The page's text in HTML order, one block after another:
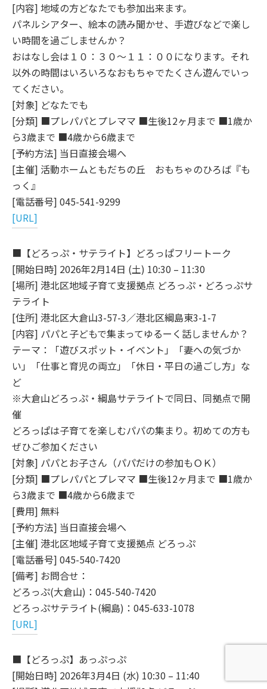
[内容] 地域の方どなたでも参加出来ます。
パネルシアター、絵本の読み聞かせ、手遊びなどで楽し
い時間を過ごしませんか？
おはなし会は１０：３０～１１：００になります。それ
以外の時間はいろいろなおもちゃでたくさん遊んでいっ
てください。
[対象] どなたでも
[分類] ■プレパパとプレママ ■生後12ヶ月まで ■1歳か
ら3歳まで ■4歳から6歳まで
[予約方法] 当日直接会場へ
[主催] 活動ホームともだちの丘 おもちゃのひろば『も
っく』
[電話番号] 045-541-9299
[URL]
■【どろっぷ・サテライト】どろっぱフリートーク
[開始日時] 2026年2月14日 (土) 10:30 – 11:30
[場所] 港北区地域子育て支援拠点 どろっぷ・どろっぷサ
テライト
[住所] 港北区大倉山3-57-3／港北区綱島東3-1-7
[内容] パパと子どもで集まってゆるーく話しませんか？
テーマ：「遊びスポット・イベント」「妻への気づか
い」「仕事と育児の両立」「休日・平日の過ごし方」な
ど
※大倉山どろっぷ・綱島サテライトで同日、同拠点で開
催
どろっぱは子育てを楽しむパパの集まり。初めての方も
ぜひご参加ください
[対象] パパとお子さん（パパだけの参加もＯＫ）
[分類] ■プレパパとプレママ ■生後12ヶ月まで ■1歳か
ら3歳まで ■4歳から6歳まで
[費用] 無料
[予約方法] 当日直接会場へ
[主催] 港北区地域子育て支援拠点 どろっぷ
[電話番号] 045-540-7420
[備考] お問合せ：
どろっぷ(大倉山)：045-540-7420
どろっぷサテライト(綱島)：045-633-1078
[URL]
■【どろっぷ】あっぷっぷ
[開始日時] 2026年3月4日 (水) 10:30 – 11:40